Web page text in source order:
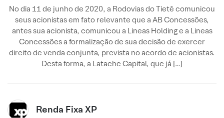
No dia 11 de junho de 2020, a Rodovias do Tietê comunicou
seus acionistas em fato relevante que a AB Concessões,
antes sua acionista, comunicou a Lineas Holding e a Lineas
Concessões a formalização de sua decisão de exercer
direito de venda conjunta, prevista no acordo de acionistas.
Desta forma, a Latache Capital, que já […]
Renda Fixa XP